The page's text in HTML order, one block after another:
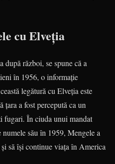
cu Elveția
război, se spune că a
în 1956, o informație
legătură cu Elveția este
țara a fost percepută ca un
fugari. În ciuda unui mandat
său în 1959, Mengele a
să își continue viața în America